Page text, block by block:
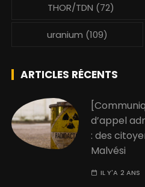
THOR/TDN (72)
uranium (109)
ARTICLES RÉCENTS
d’appel
: des
Malvési
IL Y'A 2 ANS